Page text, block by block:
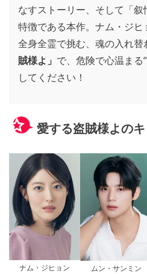
なすストーリー、そして「
特徴である本作。ナム・ジ
全身全霊で挑む、魂の入れ替
賊様よ」 で、危険で心温まる
してください！
愛する盗賊様よの
ナム・ジヒョン ムン・サンミン